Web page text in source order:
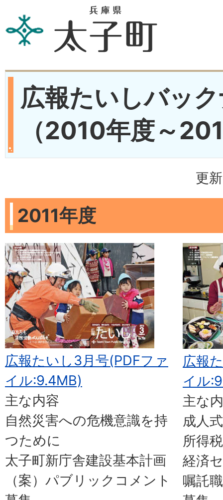
広報たいしバッ
（2010年度～
更
2011年度
広報たいし3月号(PDFファ
イル:9.4MB)
主な内容
自然災害への危機意識を持
つために
太子町新庁舎建設基本計画
（案）パブリックコメント
広報
イル
主な
成人式
所得
経済
嘱託